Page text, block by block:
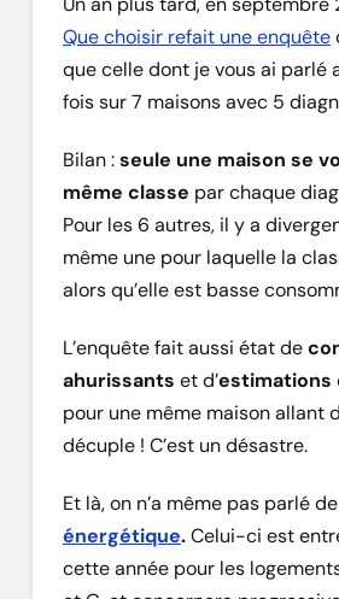
Que choisir refait une enquête
que celle dont je vous ai parlé
fois sur 7 maisons avec 5
Bilan :seule une maison se
même classe par chaque
Pour les 6 autres, il y a
même une pour laquelle la
alors qu’elle est basse
L’enquête fait aussi état de
ahurissants et d’estimations
pour une même maison allant
décuple ! C’est un désastre.
Et là, on n’a même pas parlé de
énergétique.Celui-ci est
cette année pour les